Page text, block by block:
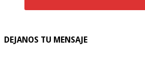
DEJANOS TU MENSAJE